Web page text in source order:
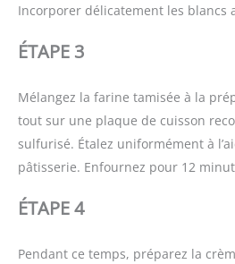
Incorporer délicatement les blancs
ÉTAPE 3
Mélangez la farine tamisée à la
tout sur une plaque de cuisson
sulfurisé. Étalez uniformément à
pâtisserie. Enfournez pour 12
ÉTAPE 4
Pendant ce temps, préparez la